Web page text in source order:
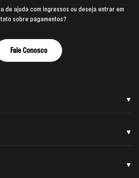
de ajuda com ingressos ou deseja entrar em
sobre pagamentos?
Fale Conosco